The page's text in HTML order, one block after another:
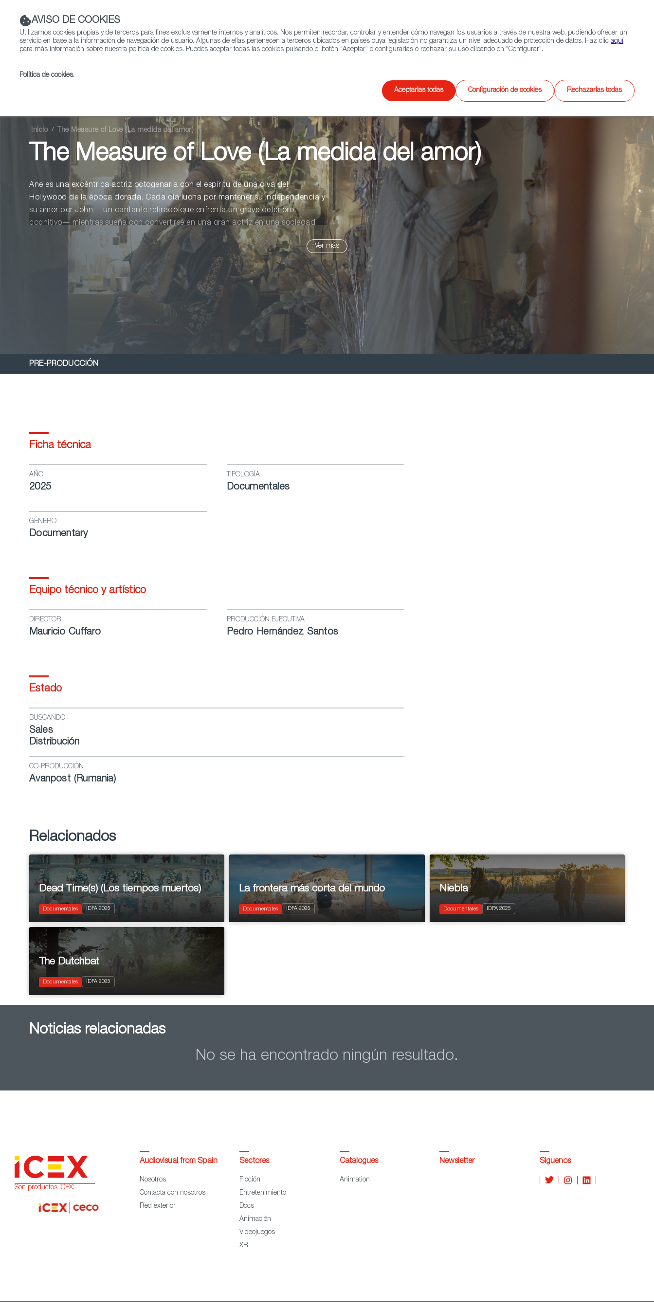
QUIÉNES SOMOS RED EXTERIOR CONTACTO
Selecciona
idioma
Buscar
Animación Videojuegos XR
Inicio The Measure of Love (La medida del amor)
The Measure of Love (La medida del amor)
Ane es una excéntrica actriz octogenaria con el espíritu de una diva del
Hollywood de la época dorada. Cada día lucha por mantener su independencia y
su amor por John —un cantante retirado que enfrenta un grave deterioro
cognitivo— mientras sueña con convertirse en una gran actriz en una sociedad
que a menudo relega a las personas mayores al papel de simples espectadores. El
destino pone en su camino a otros mayores, demostrando que nunca es tarde
para reinventarse y vivir de verdad.
Ver más
PRE-PRODUCCIÓN
Ficha técnica
AÑO
2025
TIPOLOGÍA
Documentales
GÉNERO
Documentary
Equipo técnico y artístico
DIRECTOR
Mauricio Cuffaro
PRODUCCIÓN EJECUTIVA
Pedro Hernández Santos
Estado
BUSCANDO
Sales
Distribución
CO-PRODUCCIÓN
Avanpost (Rumania)
Relacionados
2025
Documentary
Dead Time(s) (Los tiempos muertos)
Documentales IDFA 2025
2025
Documentary
La frontera más corta del mundo
Documentales IDFA 2025 Documentary
Niebla
Documentales IDFA 2025
Documentary
The Dutchbat
Documentales IDFA 2025
Noticias relacionadas
No se ha encontrado ningún resultado.
Son productos ICEX:
Audiovisual from Spain
Nosotros
Contacta con nosotros
Red exterior
Sectores
Ficción
Entretenimiento
Docs
Animación
Videojuegos
XR
Catalogues
Animation
Newsletter Síguenos
AVISO DE COOKIES
Utilizamos cookies propias y de terceros para fines exclusivamente internos y analíticos. Nos permiten recordar, controlar y entender cómo navegan los usuarios a través de nuestra web, pudiendo ofrecer un
servicio en base a la información de navegación de usuario. Algunas de ellas pertenecen a terceros ubicados en países cuya legislación no garantiza un nivel adecuado de protección de datos. Haz clic aquí
para más información sobre nuestra política de cookies. Puedes aceptar todas las cookies pulsando el botón “Aceptar” o configurarlas o rechazar su uso clicando en "Configurar".
Política de cookies.
Aceptarlas todas Configuración de cookies Rechazarlas todas